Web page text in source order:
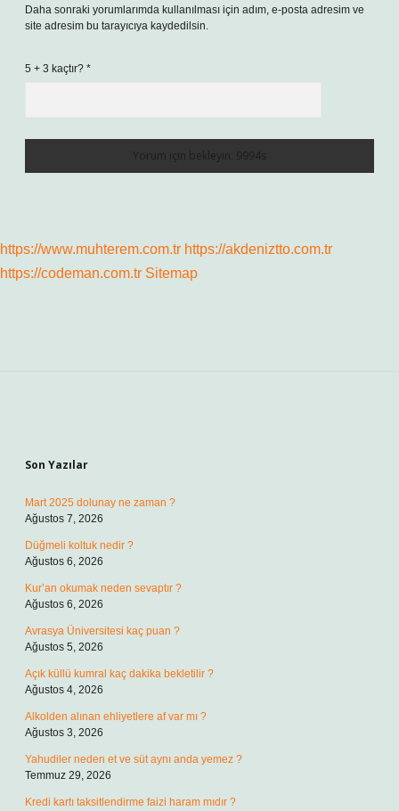
Daha sonraki yorumlarımda kullanılması için adım, e-posta adresim ve
site adresim bu tarayıcıya kaydedilsin.
5 + 3 kaçtır? *
https://www.muhterem.com.tr https://akdeniztto.com.tr
https://codeman.com.tr Sitemap
Son Yazılar
Mart 2025 dolunay ne zaman ?
Ağustos 7, 2026
Düğmeli koltuk nedir ?
Ağustos 6, 2026
Kur’an okumak neden sevaptır ?
Ağustos 6, 2026
Avrasya Üniversitesi kaç puan ?
Ağustos 5, 2026
Açık küllü kumral kaç dakika bekletilir ?
Ağustos 4, 2026
Alkolden alınan ehliyetlere af var mı ?
Ağustos 3, 2026
Yahudiler neden et ve süt aynı anda yemez ?
Temmuz 29, 2026
Kredi kartı taksitlendirme faizi haram mıdır ?